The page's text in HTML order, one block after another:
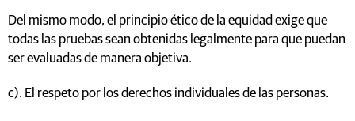
Del mismo modo, el principio ético de la equidad exige que
todas las pruebas sean obtenidas legalmente para que puedan
ser evaluadas de manera objetiva.
c). El respeto por los derechos individuales de las personas.